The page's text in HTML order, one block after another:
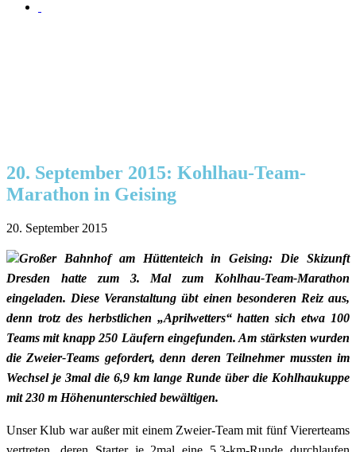
20. September 2015: Kohlhau-Team-
Marathon in Geising
20. September 2015
Großer Bahnhof am Hüttenteich in Geising: Die Skizunft
Dresden hatte zum 3. Mal zum Kohlhau-Team-Marathon
eingeladen. Diese Veranstaltung übt einen besonderen Reiz aus,
denn trotz des herbstlichen „Aprilwetters“ hatten sich etwa 100
Teams mit knapp 250 Läufern eingefunden. Am stärksten wurden
die Zweier-Teams gefordert, denn deren Teilnehmer mussten im
Wechsel je 3mal die 6,9 km lange Runde über die Kohlhaukuppe
mit 230 m Höhenunterschied bewältigen.
Unser Klub war außer mit einem Zweier-Team mit fünf Viererteams